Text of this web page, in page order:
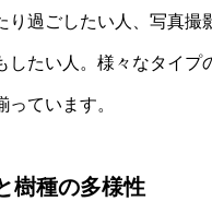
り過ごしたい人、写真撮
したい人。様々なタイプ
っています。
樹種の多様性